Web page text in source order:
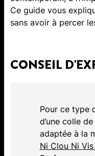
Ce guide vous
sans avoir à percer
CONSEIL
Pour ce type
d’une colle
adaptée à la
Ni Clou Ni